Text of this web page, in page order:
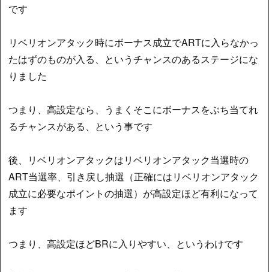
です
リベリオンアタック時にボーナス成立でARTに入らなかっ
たはずのものが入る、というチャンスのあるステージにな
りました
つまり、高設定なら、うまくそこにボーナスをぶち当てれ
るチャンスがある、という事です
後、リベリオンアタックはリベリオンアタック当選時の
ART当選率、引き戻し抽選（正確にはリベリオンアタック
成立に必要なポイントの抽選）が高設定ほど有利になって
ます
つまり、高設定ほどBRに入りやすい、というわけです